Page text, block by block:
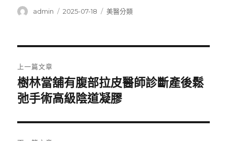
作
admin
發
2025-07-18
分
美醫分類
章
導
覽
上一篇文章
上
一
文
章:
樹林當舖有腹部拉皮醫師診斷產後鬆
弛手術高級陰道凝膠